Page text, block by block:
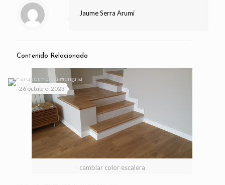
Jaume Serra Arumi
Contenido Relacionado
cambiar color escalera
26 octubre, 2023